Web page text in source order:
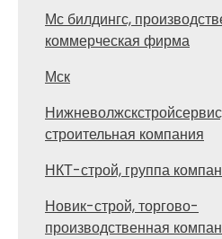
Мс билдингс,
коммерческая фирма
Мск
строительная компания
НКТ-строй, группа
Новик-строй, торгово-
производственная